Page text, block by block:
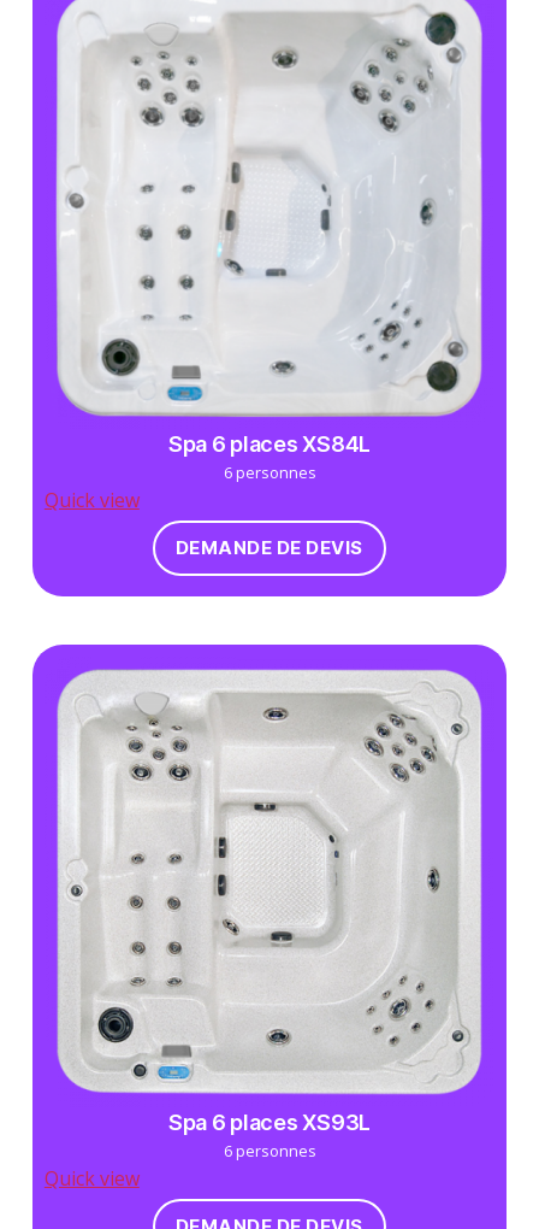
Spa 6 places XS84L
6 personnes
Quick view
DEMANDE DE DEVIS
Spa 6 places XS93L
6 personnes
Quick view